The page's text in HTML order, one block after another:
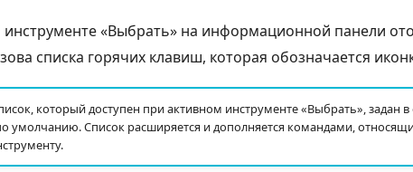
«Выбрать» на информационной панели
списка горячих клавиш, которая обозначается
который доступен при активном инструменте «Выбрать», задан в
умолчанию. Список расширяется и дополняется командами,